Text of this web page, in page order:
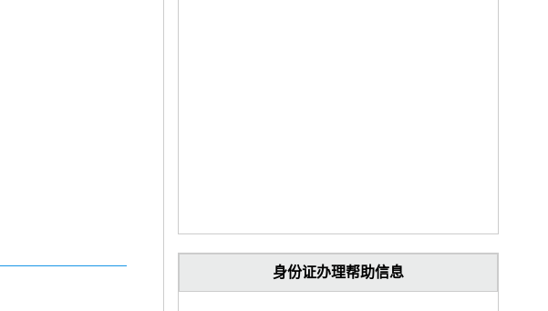
身份证办理帮助信息